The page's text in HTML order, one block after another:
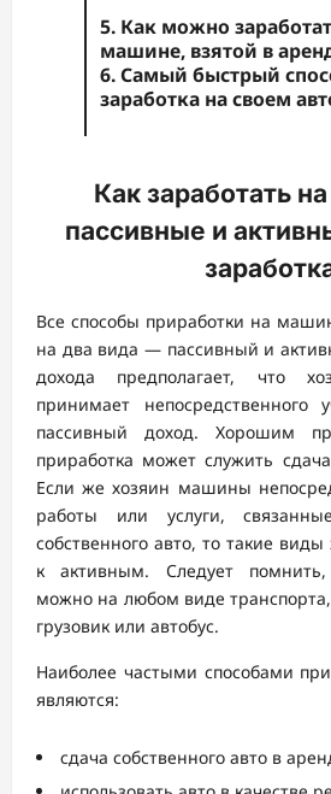
5. Как можно
машине, взятой в
6. Самый быстрый
заработка на своем
Как заработать
пассивные и
Все способы приработки на
на два вида — пассивный и
дохода предполагает, что
принимает непосредственного
пассивный доход. Хорошим
приработка может служить
Если же хозяин машины
работы или услуги,
собственного авто, то такие виды
к активным. Следует помнить,
можно на любом виде транспорта,
грузовик или автобус.
Наиболее частыми способами
являются:
сдача собственного авто в